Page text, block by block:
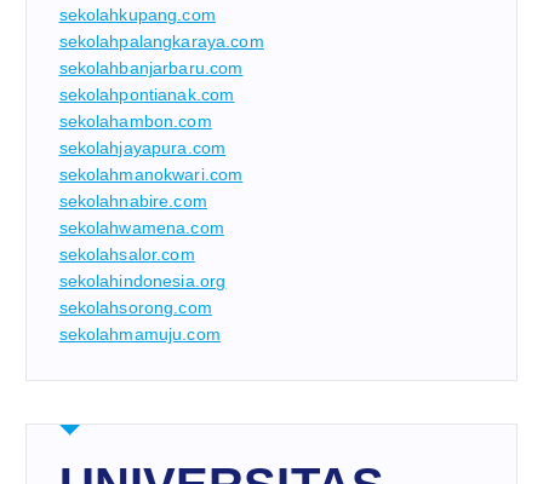
sekolahkupang.com
sekolahpalangkaraya.com
sekolahbanjarbaru.com
sekolahpontianak.com
sekolahambon.com
sekolahjayapura.com
sekolahmanokwari.com
sekolahnabire.com
sekolahwamena.com
sekolahsalor.com
sekolahindonesia.org
sekolahsorong.com
sekolahmamuju.com